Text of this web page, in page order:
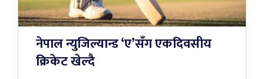
नेपाल न्युजिल्यान्ड ‘ए’सँग एकदिवसीय
क्रिकेट खेल्दै